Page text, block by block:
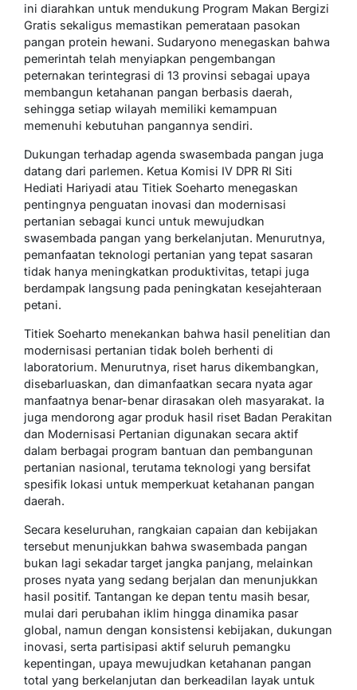
ini diarahkan untuk mendukung Program Makan Bergizi
Gratis sekaligus memastikan pemerataan pasokan
pangan protein hewani. Sudaryono menegaskan bahwa
pemerintah telah menyiapkan pengembangan
peternakan terintegrasi di 13 provinsi sebagai upaya
membangun ketahanan pangan berbasis daerah,
sehingga setiap wilayah memiliki kemampuan
memenuhi kebutuhan pangannya sendiri.
Dukungan terhadap agenda swasembada pangan juga
datang dari parlemen. Ketua Komisi IV DPR RI Siti
Hediati Hariyadi atau Titiek Soeharto menegaskan
pentingnya penguatan inovasi dan modernisasi
pertanian sebagai kunci untuk mewujudkan
swasembada pangan yang berkelanjutan. Menurutnya,
pemanfaatan teknologi pertanian yang tepat sasaran
tidak hanya meningkatkan produktivitas, tetapi juga
berdampak langsung pada peningkatan kesejahteraan
petani.
Titiek Soeharto menekankan bahwa hasil penelitian dan
modernisasi pertanian tidak boleh berhenti di
laboratorium. Menurutnya, riset harus dikembangkan,
disebarluaskan, dan dimanfaatkan secara nyata agar
manfaatnya benar-benar dirasakan oleh masyarakat. Ia
juga mendorong agar produk hasil riset Badan Perakitan
dan Modernisasi Pertanian digunakan secara aktif
dalam berbagai program bantuan dan pembangunan
pertanian nasional, terutama teknologi yang bersifat
spesifik lokasi untuk memperkuat ketahanan pangan
daerah.
Secara keseluruhan, rangkaian capaian dan kebijakan
tersebut menunjukkan bahwa swasembada pangan
bukan lagi sekadar target jangka panjang, melainkan
proses nyata yang sedang berjalan dan menunjukkan
hasil positif. Tantangan ke depan tentu masih besar,
mulai dari perubahan iklim hingga dinamika pasar
global, namun dengan konsistensi kebijakan, dukungan
inovasi, serta partisipasi aktif seluruh pemangku
kepentingan, upaya mewujudkan ketahanan pangan
total yang berkelanjutan dan berkeadilan layak untuk